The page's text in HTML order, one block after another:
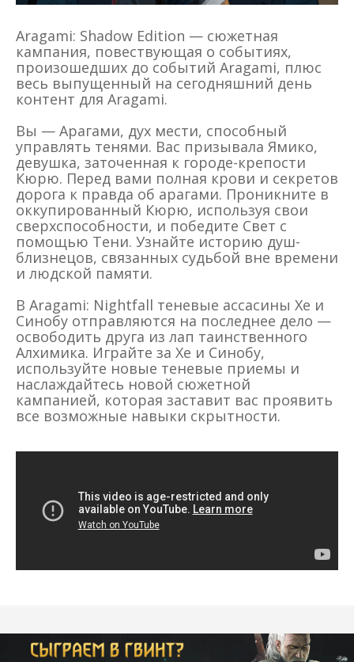
Aragami: Shadow Edition — сюжетная
кампания, повествующая о событиях,
произошедших до событий Aragami, плюс
весь выпущенный на сегодняшний день
контент для Aragami.
Вы — Арагами, дух мести, способный
управлять тенями. Вас призывала Ямико,
девушка, заточенная к городе-крепости
Кюрю. Перед вами полная крови и секретов
дорога к правда об арагами. Проникните в
оккупированный Кюрю, используя свои
сверхспособности, и победите Свет с
помощью Тени. Узнайте историю душ-
близнецов, связанных судьбой вне времени
и людской памяти.
В Aragami: Nightfall теневые ассасины Хе и
Синобу отправляются на последнее дело —
освободить друга из лап таинственного
Алхимика. Играйте за Хе и Синобу,
используйте новые теневые приемы и
наслаждайтесь новой сюжетной
кампанией, которая заставит вас проявить
все возможные навыки скрытности.